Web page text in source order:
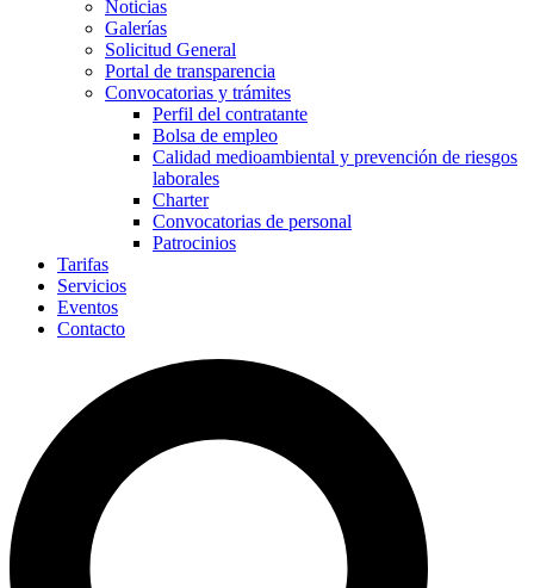
Noticias
Galerías
Solicitud General
Portal de transparencia
Convocatorias y trámites
Perfil del contratante
Bolsa de empleo
Calidad medioambiental y prevención de riesgos
laborales
Charter
Convocatorias de personal
Patrocinios
Tarifas
Servicios
Eventos
Contacto